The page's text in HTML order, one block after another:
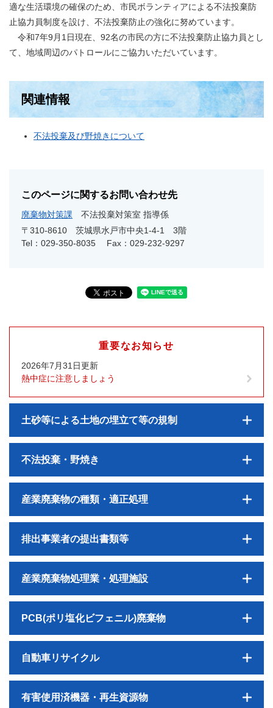
適な生活環境の確保のため、市民ボランティアによる不法投棄防
止協力員制度を設け、不法投棄防止の強化に努めています。
令和7年9月1日現在、92名の市民の方に不法投棄防止協力員とし
て、地域周辺のパトロールにご協力いただいています。
関連情報
不法投棄及び野焼きについて
このページに関するお問い合わせ先
廃棄物対策課
不法投棄対策室 指導係
〒310-8610
茨城県水戸市中央1-4-1 3階
Tel：029-350-8035
Fax：029-232-9297
重要なお知らせ
2026年7月31日更新
熱中症に注意しましょう
土砂等による土地の埋立て等の規制
不法投棄・野焼き
産業廃棄物の種類・適正処理
排出事業者の提出書類等
産業廃棄物処理業・処理施設
PCB(ポリ塩化ビフェニル)廃棄物
自動車リサイクル
有害使用済機器・再生資源物